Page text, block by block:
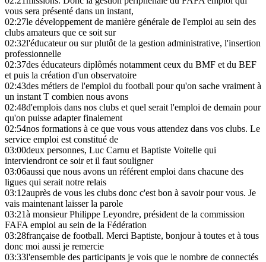
vous sera présenté dans un instant,
02:27le développement de manière générale de l'emploi au sein des
clubs amateurs que ce soit sur
02:32l'éducateur ou sur plutôt de la gestion administrative, l'insertion
professionnelle
02:37des éducateurs diplômés notamment ceux du BMF et du BEF
et puis la création d'un observatoire
02:43des métiers de l'emploi du football pour qu'on sache vraiment à
un instant T combien nous avons
02:48d'emplois dans nos clubs et quel serait l'emploi de demain pour
qu'on puisse adapter finalement
02:54nos formations à ce que vous vous attendez dans vos clubs. Le
service emploi est constitué de
03:00deux personnes, Luc Carnu et Baptiste Voitelle qui
interviendront ce soir et il faut souligner
03:06aussi que nous avons un référent emploi dans chacune des
ligues qui serait notre relais
03:12auprès de vous les clubs donc c'est bon à savoir pour vous. Je
vais maintenant laisser la parole
03:21à monsieur Philippe Leyondre, président de la commission
FAFA emploi au sein de la Fédération
03:28française de football. Merci Baptiste, bonjour à toutes et à tous
donc moi aussi je remercie
03:33l'ensemble des participants je vois que le nombre de connectés